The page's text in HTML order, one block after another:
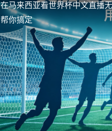
在马来西亚看世界杯中文直播
帮你搞定